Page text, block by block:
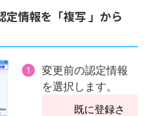
定情報を「複写 」から
変更前の認定情報
を選択します。
既に登録さ